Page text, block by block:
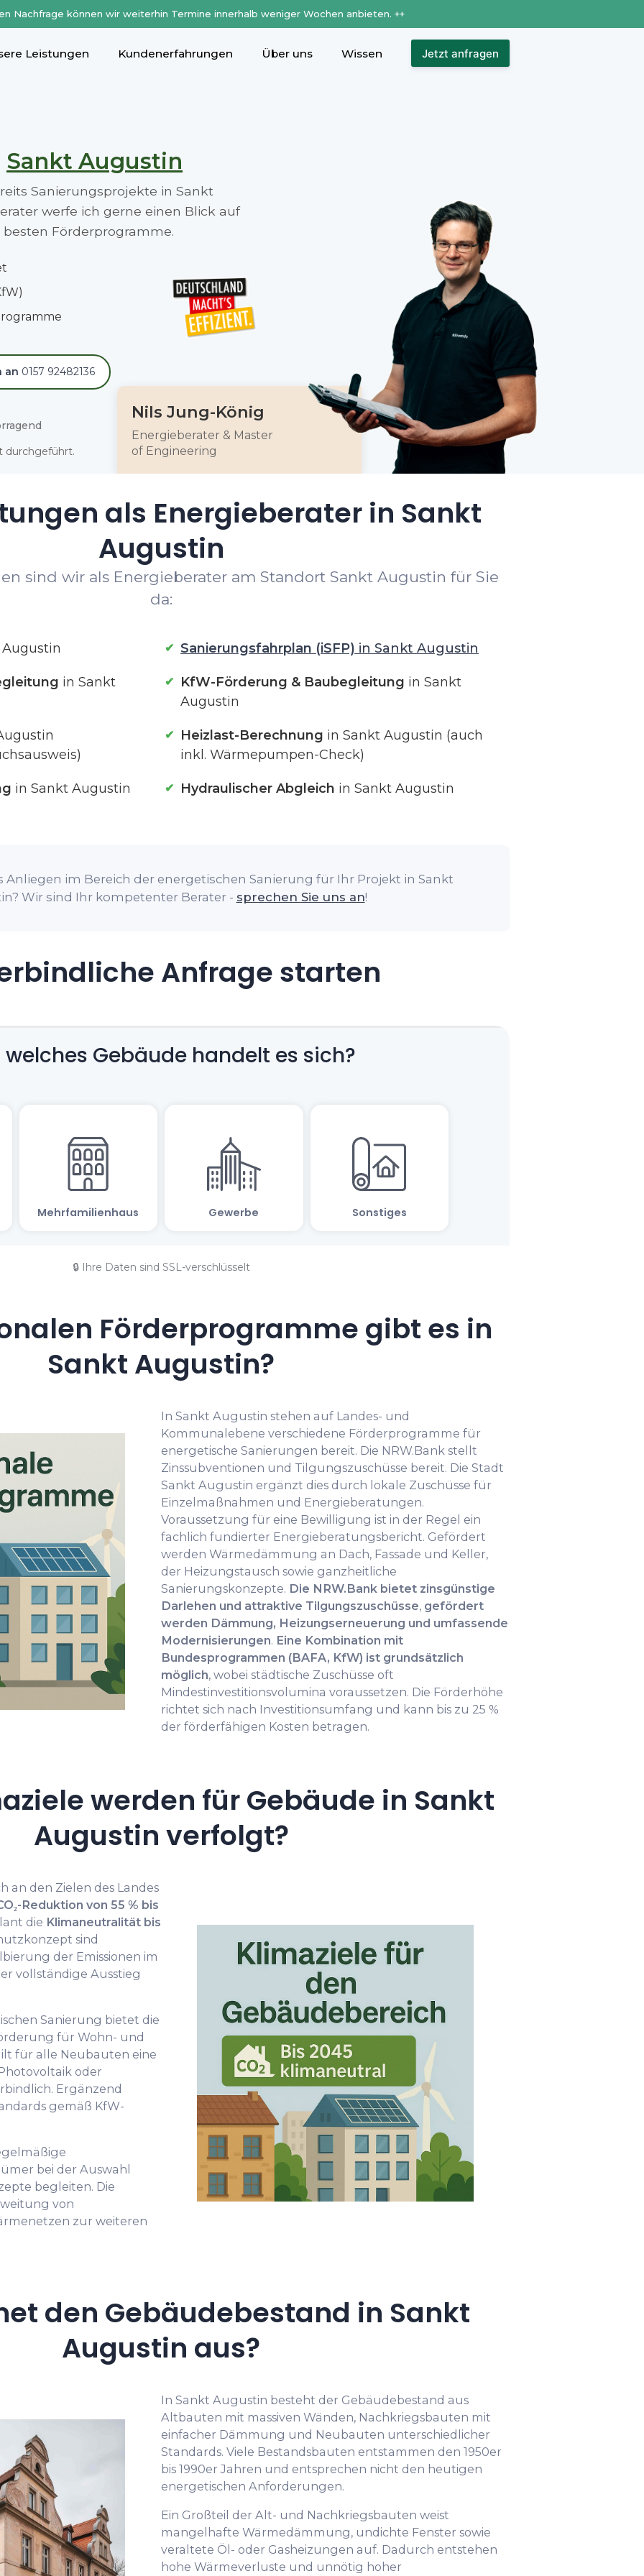
Nachfrage können wir weiterhin Termine innerhalb weniger Wochen anbieten. ++
Leistungen Kundenerfahrungen Über uns Wissen Jetzt anfragen
Sankt Augustin
Sanierungsprojekte in Sankt
werfe ich gerne einen Blick auf
Förderprogramme.
an 0157 92482136
durchgeführt.
Nils Jung-König
Energieberater & Master
of Engineering
als Energieberater in Sankt
Augustin
sind wir als Energieberater am Standort Sankt Augustin für Sie
da:
Sanierungsfahrplan (iSFP) in Sankt Augustin
in Sankt KfW-Förderung & Baubegleitung in Sankt
Augustin
Heizlast-Berechnung in Sankt Augustin (auch
inkl. Wärmepumpen-Check)
in Sankt Augustin Hydraulischer Abgleich in Sankt Augustin
Anliegen im Bereich der energetischen Sanierung für Ihr Projekt in Sankt
Wir sind Ihr kompetenter Berater - sprechen Sie uns an!
Anfrage starten
🔒 Ihre Daten sind SSL-verschlüsselt
Förderprogramme gibt es in
Sankt Augustin?
In Sankt Augustin stehen auf Landes- und
Kommunalebene verschiedene Förderprogramme für
energetische Sanierungen bereit. Die NRW.Bank stellt
Zinssubventionen und Tilgungszuschüsse bereit. Die Stadt
Sankt Augustin ergänzt dies durch lokale Zuschüsse für
Einzelmaßnahmen und Energieberatungen.
Voraussetzung für eine Bewilligung ist in der Regel ein
fachlich fundierter Energieberatungsbericht. Gefördert
werden Wärmedämmung an Dach, Fassade und Keller,
der Heizungstausch sowie ganzheitliche
Sanierungskonzepte. Die NRW.Bank bietet zinsgünstige
Darlehen und attraktive Tilgungszuschüsse, gefördert
werden Dämmung, Heizungserneuerung und umfassende
Modernisierungen. Eine Kombination mit
Bundesprogrammen (BAFA, KfW) ist grundsätzlich
möglich, wobei städtische Zuschüsse oft
Mindestinvestitionsvolumina voraussetzen. Die Förderhöhe
richtet sich nach Investitionsumfang und kann bis zu 25 %
der förderfähigen Kosten betragen.
werden für Gebäude in Sankt
Augustin verfolgt?
an den Zielen des Landes
Reduktion von 55 % bis
die Klimaneutralität bis
sind
der Emissionen im
vollständige Ausstieg
Sanierung bietet die
für Wohn- und
für alle Neubauten eine
oder
Ergänzend
gemäß KfW-
bei der Auswahl
begleiten. Die
von
zur weiteren
den Gebäudebestand in Sankt
Augustin aus?
In Sankt Augustin besteht der Gebäudebestand aus
Altbauten mit massiven Wänden, Nachkriegsbauten mit
einfacher Dämmung und Neubauten unterschiedlicher
Standards. Viele Bestandsbauten entstammen den 1950er
bis 1990er Jahren und entsprechen nicht den heutigen
energetischen Anforderungen.
Ein Großteil der Alt- und Nachkriegsbauten weist
mangelhafte Wärmedämmung, undichte Fenster sowie
veraltete Öl- oder Gasheizungen auf. Dadurch entstehen
hohe Wärmeverluste und unnötig hoher